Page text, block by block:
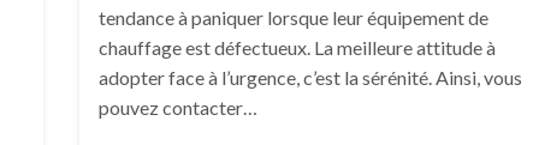
tendance à paniquer lorsque leur équipement de
chauffage est défectueux. La meilleure attitude à
adopter face à l’urgence, c’est la sérénité. Ainsi, vous
pouvez contacter…